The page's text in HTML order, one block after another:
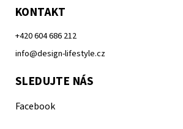
KONTAKT
+420 604 686 212
info@design-lifestyle.cz
SLEDUJTE NÁS
Facebook